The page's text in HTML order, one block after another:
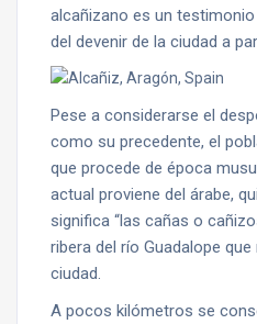
alcañizano es un
del devenir de la ciudad a
Pese a considerarse el
como su precedente, el
que procede de época
actual proviene del árabe,
significa “las cañas o
ribera del río Guadalope
ciudad.
A pocos kilómetros se